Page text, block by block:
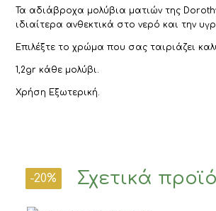
Τα αδιάβροχα μολύβια ματιών της
ιδιαίτερα ανθεκτικά στο νερό και την
Επιλέξτε το χρώμα που σας ταιριάζει
1,2gr κάθε μολύβι.
Χρήση Εξωτερική.
Σχετικά
-25%
-31%
-18%
-25%
-20%